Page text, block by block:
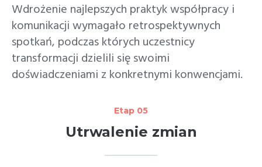
Wdrożenie najlepszych praktyk współpracy i
komunikacji wymagało retrospektywnych
spotkań, podczas których uczestnicy
transformacji dzielili się swoimi
doświadczeniami z konkretnymi konwencjami.
Etap 05
Utrwalenie zmian